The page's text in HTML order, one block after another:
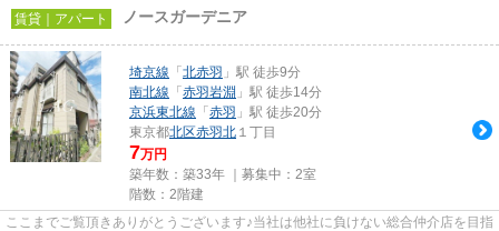
賃貸｜アパート ノースガーデニア
埼京線 「 北赤羽 」駅 徒歩9分
南北線 「 赤羽岩淵 」駅 徒歩14分
京浜東北線 「 赤羽 」駅 徒歩20分
東京都北区赤羽北 １丁目
7万円
築年数：築33年 ｜募集中： 2室
階数：2階建
ここまでご覧頂きありがとうございます♪当社は他社に負けない総合仲介店を目指